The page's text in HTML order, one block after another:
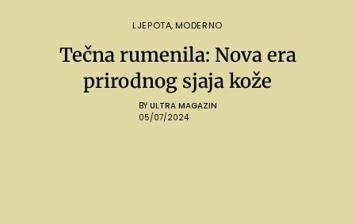
LJEPOTA, MODERNO
Tečna rumenila: Nova era
prirodnog sjaja kože
BY ULTRA MAGAZIN
05/07/2024